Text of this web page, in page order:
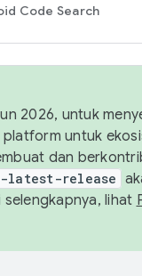
Code Search
2026, untuk
untuk
dan
latest-release
selengkapnya, lihat